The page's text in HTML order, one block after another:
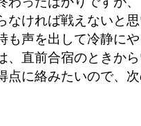
なければ戦えないと
も声を出して冷静に
、直前合宿のときか
点に絡みたいので、